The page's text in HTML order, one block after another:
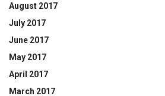
August 2017
July 2017
June 2017
May 2017
April 2017
March 2017